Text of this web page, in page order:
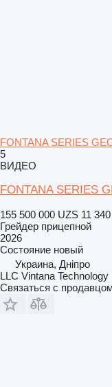
FONTANA SERIES
5
ВИДЕО
FONTANA SERIES
155 500 000 UZS 11
Грейдер прицепной
2026
Состояние новый
Украина, Дніпро
LLC Vintana Technology
Связаться с